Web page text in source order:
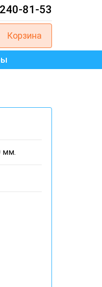
81-53
Корзина
мм.